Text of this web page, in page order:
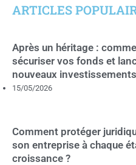
ARTICLES
Après un héritage :
sécuriser vos fonds et
nouveaux
15/05/2026
Comment protéger
son entreprise à chaque
croissance ?